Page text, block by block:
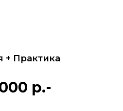
+ Практика
р.-